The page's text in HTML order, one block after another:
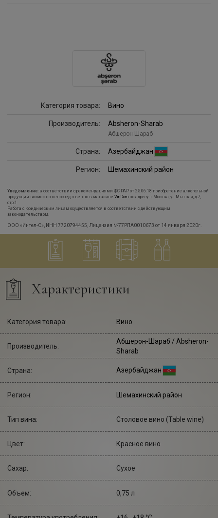
Категория товара: Вино
Производитель: Absheron-Sharab
Абшерон-Шараб
Страна: Азербайджан
Регион: Шемахинский район
Уведомление: в соответствии с рекомендациями ФС РАР от 25.06.18 приобретение алкогольной
продукции возможно непосредственно в магазине VinDom по адресу: г.Москва, ул.Мытная, д.7,
стр.1
Работа с юридическим лицам осуществляется в соответствии с действующим
законодательством.
ООО «Интел-С», ИНН 7720794455, Лицензия №77РПА0010673 от 14 января 2020г.
Характеристики
Категория товара: Вино
Производитель:
Абшерон-Шараб / Absheron-
Sharab
Страна: Азербайджан
Регион: Шемахинский район
Тип вина: Столовое вино (Table wine)
Цвет: Красное вино
Сахар: Сухое
Объем: 0,75 л